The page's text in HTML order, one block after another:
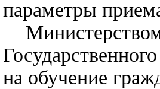
параметры
на обучение